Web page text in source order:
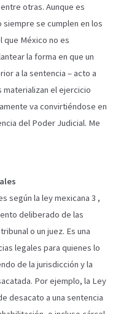
otras. Aunque es
se cumplen en los
que México no es
la forma en que un
a la sentencia – acto a
materializan el ejercicio
va convirtiéndose en
del Poder Judicial. Me
según la ley mexicana 3 ,
deliberado de las
o un juez. Es una
legales para quienes lo
de la jurisdicción y la
Por ejemplo, la Ley
desacato a una sentencia